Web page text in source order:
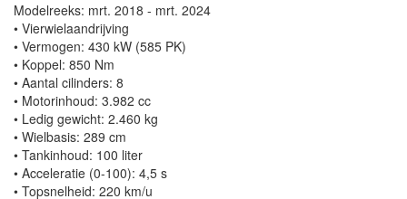
Modelreeks: mrt. 2018 - mrt. 2024
• Vierwielaandrijving
• Vermogen: 430 kW (585 PK)
• Koppel: 850 Nm
• Aantal cilinders: 8
• Motorinhoud: 3.982 cc
• Ledig gewicht: 2.460 kg
• Wielbasis: 289 cm
• Tankinhoud: 100 liter
• Acceleratie (0-100): 4,5 s
• Topsnelheid: 220 km/u